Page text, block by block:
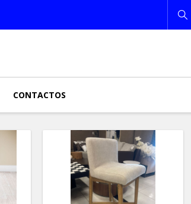
CONTACTOS